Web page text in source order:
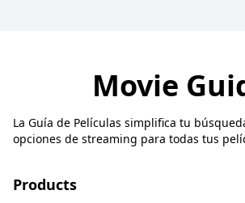
Movie
La Guía de Películas simplifica tu
opciones de streaming para todas tus
Products